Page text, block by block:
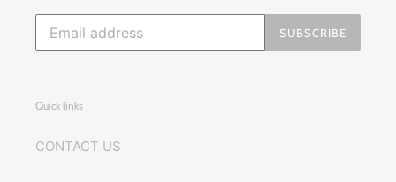
SUBSCRIBE
Quick links
CONTACT US